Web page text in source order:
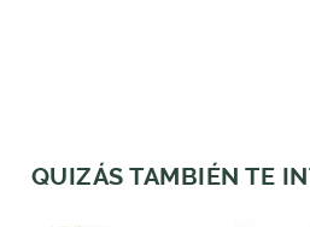
QUIZÁS TAMBIÉN TE